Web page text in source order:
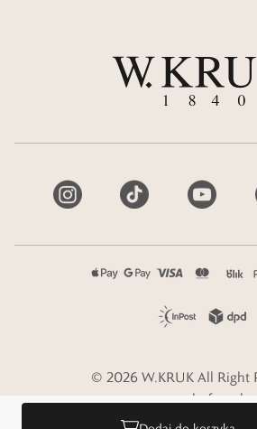
© 2026 W.KRUK All Right
e-commerce platform by